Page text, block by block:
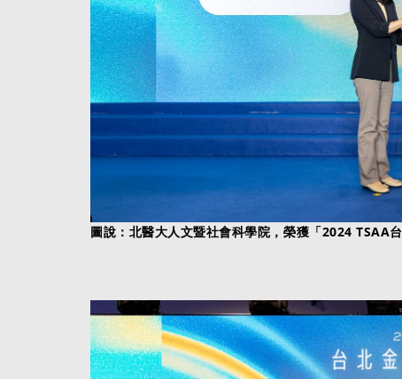
圖說：北醫大人文暨社會科學院，榮獲「2024 TSAA